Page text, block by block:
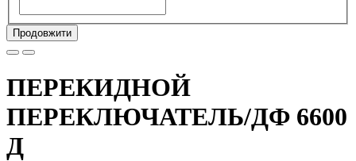
Продовжити
ПЕРЕКИДНОЙ
ПЕРЕКЛЮЧАТЕЛЬ/ДФ 6600
Д